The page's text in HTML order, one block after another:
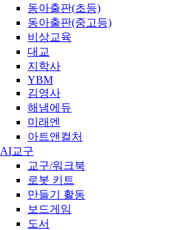
동아출판(초등)
동아출판(중고등)
비상교육
대교
지학사
YBM
김영사
해냄에듀
미래엔
아트앤컬처
AI교구
교구/워크북
로봇 키트
만들기 활동
보드게임
도서